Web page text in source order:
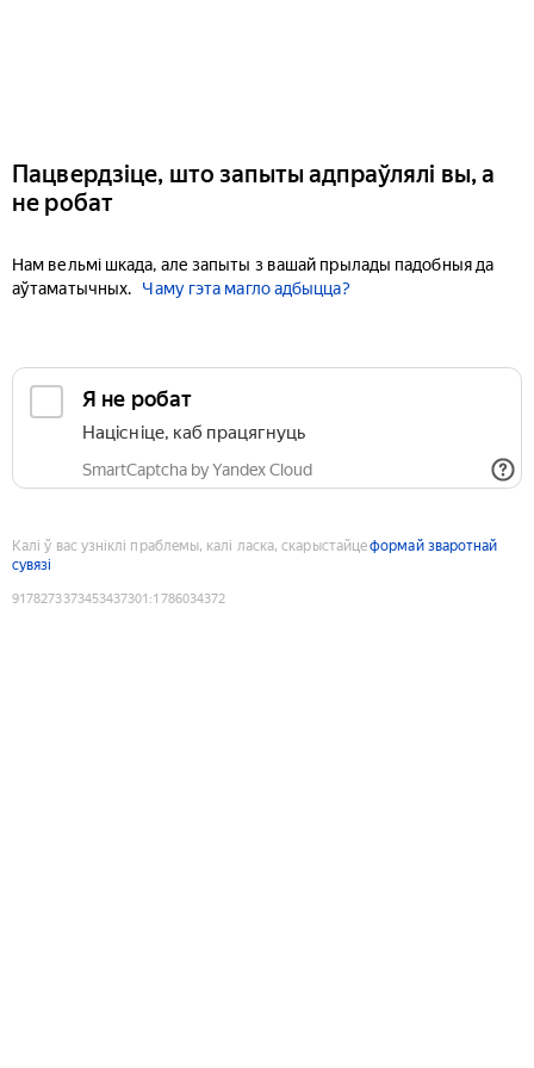
Пацвердзіце, што запыты адпраўлялі вы, а
не робат
Нам вельмі шкада, але запыты з вашай прылады падобныя да
аўтаматычных.
Чаму гэта магло адбыцца?
Я не робат
Націсніце, каб працягнуць
SmartCaptcha by Yandex Cloud
Калі ў вас узніклі праблемы, калі ласка, скарыстайцеформай зваротнай
сувязі
9178273373453437301 :1786034372